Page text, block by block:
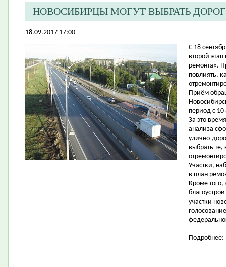
НОВОСИБИРЦЫ МОГУТ ВЫБРАТЬ
18.09.2017 17:00
​С 18
второй
ремонта».
повлиять,
Приём
период с 10
За это
анализа
улично-
выбрать
Участки,
в план
Кроме того,
участки
Подробнее: